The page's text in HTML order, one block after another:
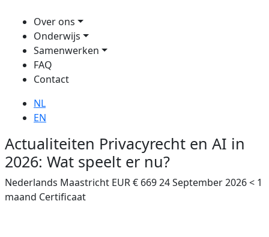
Over ons
Onderwijs
Samenwerken
FAQ
Contact
NL
EN
Actualiteiten Privacyrecht en AI in
2026: Wat speelt er nu?
Nederlands Maastricht EUR € 66924 September 2026< 1
maand Certificaat